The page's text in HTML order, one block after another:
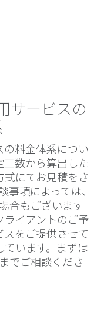
サービスの
料金体系につい
数から算出した
にてお見積をさ
事項によっては、
合もございます
ライアントのご予
をご提供させて
ています。まずは
でご相談くださ